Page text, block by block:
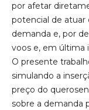
por afetar
potencial de
demanda e, por
voos e, em última
O presente
simulando a
preço do
sobre a demanda